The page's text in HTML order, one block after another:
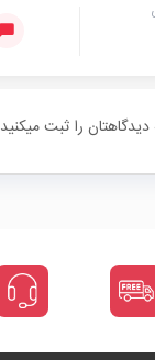
را ثبت میکنید